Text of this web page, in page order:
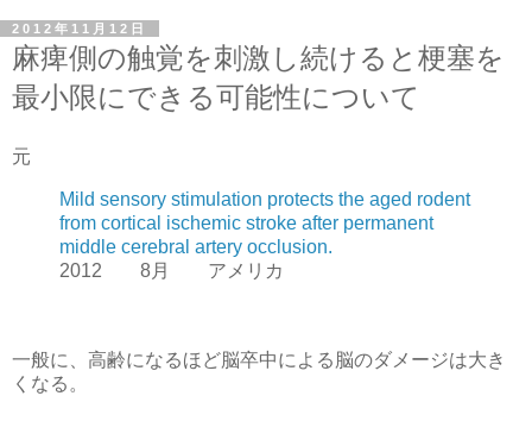
2012年11月12日
麻痺側の触覚を刺激し続けると梗塞を
最小限にできる可能性について
元
Mild sensory stimulation protects the aged rodent
from cortical ischemic stroke after permanent
middle cerebral artery occlusion.
2012 8月 アメリカ
一般に、高齢になるほど脳卒中による脳のダメージは大き
くなる。